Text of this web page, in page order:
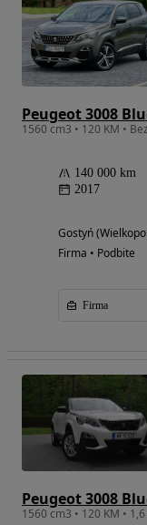
Peugeot 3008
140 000 km
2017
Gostyń
Firma • Podbite
Firma
Peugeot 3008
1560 cm3 • 120 KM •